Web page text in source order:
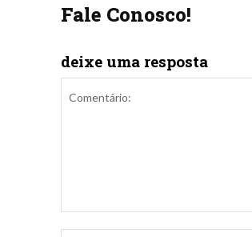
Fale Conosco!
deixe uma resposta